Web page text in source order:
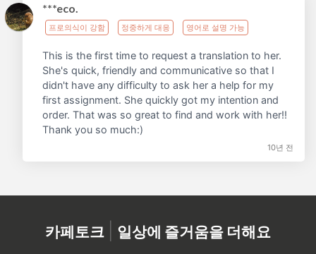
***eco.
프로의식이 강함 정중하게 대응 영어로 설명 가능
This is the first time to request a translation to her.
She's quick, friendly and communicative so that I
didn't have any difficulty to ask her a help for my
first assignment. She quickly got my intention and
order. That was so great to find and work with her!!
Thank you so much:)
10년 전
카페토크 | 일상에 즐거움을 더해요